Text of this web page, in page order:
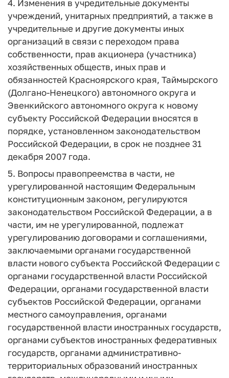
4. Изменения в учредительные документы
учреждений, унитарных предприятий, а также в
учредительные и другие документы иных
организаций в связи с переходом права
собственности, прав акционера (участника)
хозяйственных обществ, иных прав и
обязанностей Красноярского края, Таймырского
(Долгано-Ненецкого) автономного округа и
Эвенкийского автономного округа к новому
субъекту Российской Федерации вносятся в
порядке, установленном законодательством
Российской Федерации, в срок не позднее 31
декабря 2007 года.
5. Вопросы правопреемства в части, не
урегулированной настоящим Федеральным
конституционным законом, регулируются
законодательством Российской Федерации, а в
части, им не урегулированной, подлежат
урегулированию договорами и соглашениями,
заключаемыми органами государственной
власти нового субъекта Российской Федерации с
органами государственной власти Российской
Федерации, органами государственной власти
субъектов Российской Федерации, органами
местного самоуправления, органами
государственной власти иностранных государств,
органами субъектов иностранных федеративных
государств, органами административно-
территориальных образований иностранных